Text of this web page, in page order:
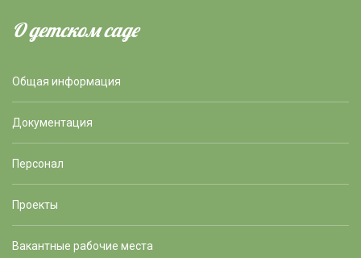
О детском саде
Общая информация
Документация
Персонал
Проекты
Вакантные рабочие места